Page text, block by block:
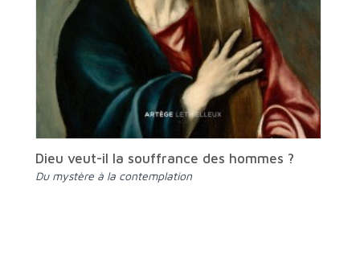
Dieu veut-il la souffrance des hommes ?
Du mystère à la contemplation